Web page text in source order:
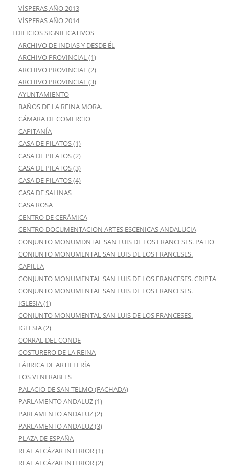
VÍSPERAS AÑO 2013
VÍSPERAS AÑO 2014
EDIFICIOS SIGNIFICATIVOS
ARCHIVO DE INDIAS Y DESDE ÉL
ARCHIVO PROVINCIAL (1)
ARCHIVO PROVINCIAL (2)
ARCHIVO PROVINCIAL (3)
AYUNTAMIENTO
BAÑOS DE LA REINA MORA.
CÁMARA DE COMERCIO
CAPITANÍA
CASA DE PILATOS (1)
CASA DE PILATOS (2)
CASA DE PILATOS (3)
CASA DE PILATOS (4)
CASA DE SALINAS
CASA ROSA
CENTRO DE CERÁMICA
CENTRO DOCUMENTACION ARTES ESCENICAS ANDALUCIA
CONJUNTO MONUMDNTAL SAN LUIS DE LOS FRANCESES. PATIO
CONJUNTO MONUMENTAL SAN LUIS DE LOS FRANCESES.
CAPILLA
CONJUNTO MONUMENTAL SAN LUIS DE LOS FRANCESES. CRIPTA
CONJUNTO MONUMENTAL SAN LUIS DE LOS FRANCESES.
IGLESIA (1)
CONJUNTO MONUMENTAL SAN LUIS DE LOS FRANCESES.
IGLESIA (2)
CORRAL DEL CONDE
COSTURERO DE LA REINA
FÁBRICA DE ARTILLERÍA
LOS VENERABLES
PALACIO DE SAN TELMO (FACHADA)
PARLAMENTO ANDALUZ (1)
PARLAMENTO ANDALUZ (2)
PARLAMENTO ANDALUZ (3)
PLAZA DE ESPAÑA
REAL ALCÁZAR INTERIOR (1)
REAL ALCÁZAR INTERIOR (2)